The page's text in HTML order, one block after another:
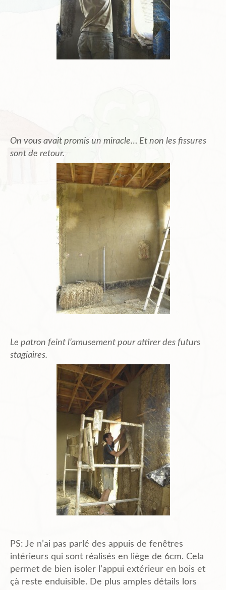
On vous avait promis un miracle… Et non les fissures
sont de retour.
Le patron feint l’amusement pour attirer des futurs
stagiaires.
PS: Je n’ai pas parlé des appuis de fenêtres
intérieurs qui sont réalisés en liège de 6cm. Cela
permet de bien isoler l’appui extérieur en bois et
çà reste enduisible. De plus amples détails lors